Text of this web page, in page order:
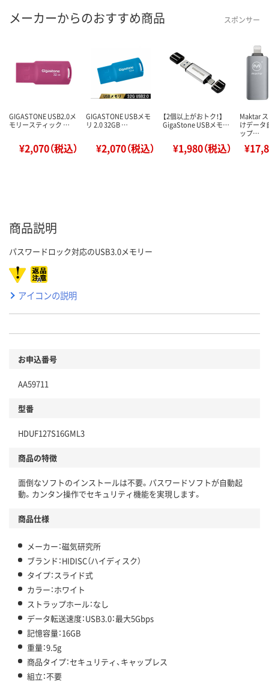
メーカーからのおすすめ商品 スポンサー
GIGASTONE USB2.0メ
モリースティック …
¥2,070（税込）
GIGASTONE USBメモ
リ 2.0 32GB …
¥2,070（税込）
【2個以上がおトク！】
GigaStone USBメモ…
¥1,980（税込）
Maktar
けデータ
ップ…
商品説明
パスワードロック対応のUSB3.0メモリー
アイコンの説明
お申込番号
AA59711
型番
HDUF127S16GML3
商品の特徴
面倒なソフトのインストールは不要。パスワードソフトが自動起
動。カンタン操作でセキュリティ機能を実現します。
商品仕様
メーカー：磁気研究所
ブランド：HIDISC（ハイディスク）
タイプ：スライド式
カラー：ホワイト
ストラップホール：なし
データ転送速度：USB3.0：最大5Gbps
記憶容量：16GB
重量：9.5g
商品タイプ：セキュリティ、キャップレス
組立：不要